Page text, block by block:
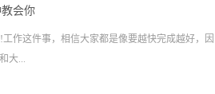
会你
作这件事，相信大家都是像要越快完成越好，因
大...